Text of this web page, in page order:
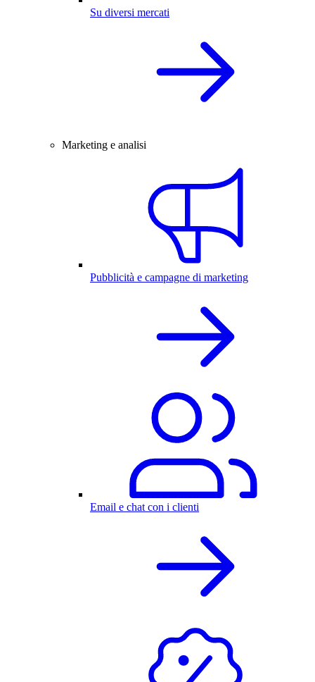
Su diversi mercati
Marketing e analisi
Pubblicità e campagne di marketing
Email e chat con i clienti